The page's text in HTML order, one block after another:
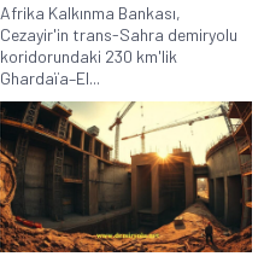
Afrika Kalkınma Bankası,
Cezayir'in trans-Sahra demiryolu
koridorundaki 230 km'lik
Ghardaïa–El...